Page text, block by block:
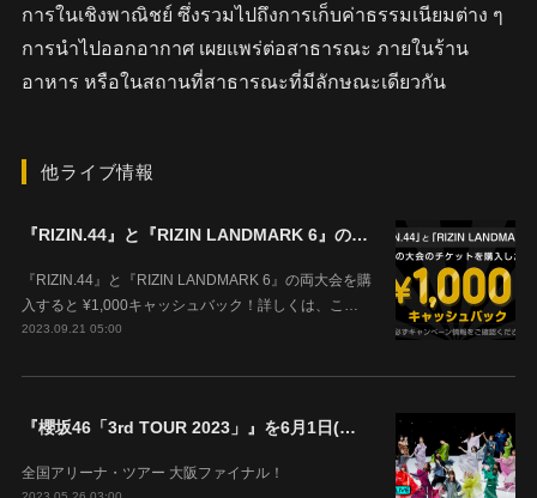
การในเชิงพาณิชย์ ซึ่งรวมไปถึงการเก็บค่าธรรมเนียมต่าง ๆ
การนำไปออกอากาศ เผยแพร่ต่อสาธารณะ ภายในร้าน
อาหาร หรือในสถานที่สาธารณะที่มีลักษณะเดียวกัน
他ライブ情報
『RIZIN.44』と『RIZIN LANDMARK 6』の両大会を購入すると ¥1,000キャッシュバック！
『RIZIN.44』と『RIZIN LANDMARK 6』の両大会を購
入すると ¥1,000キャッシュバック！詳しくは、こ…
2023.09.21 05:00
『櫻坂46「3rd TOUR 2023」』を6月1日(木)18時よりABEMAで生配信決定！
全国アリーナ・ツアー 大阪ファイナル！